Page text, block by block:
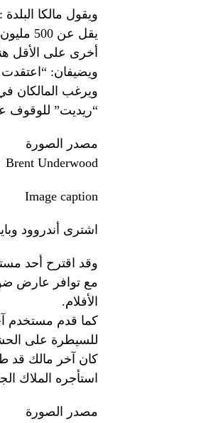
ويقول مالكا
أخرى على الأقل
ويضيفان:
ويرغب المالكان
“ريديت” للوقوف
مصدر الصورة
Brent Underwood
Image caption
اشترى أندروود وباير البلدة مقابل 1.4
وقد اقترح أحد
مع توافر عارض
الأفلام.
كما قدم مستخدم
للسيطرة على
كان آخر مالك قد
استأجره الملاك
مصدر الصورة